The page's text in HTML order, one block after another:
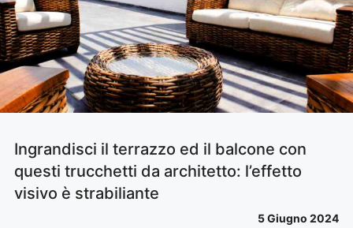
Ingrandisci il terrazzo ed il balcone con
questi trucchetti da architetto: l’effetto
visivo è strabiliante
5 Giugno 2024